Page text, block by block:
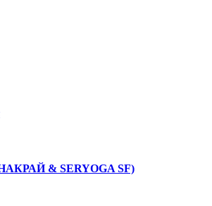
НАКРАЙ & SERYOGA SF)